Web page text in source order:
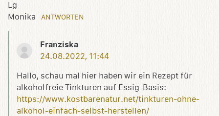
Lg
Monika
ANTWORTEN
Franziska
24.08.2022, 11:44
Hallo, schau mal hier haben wir ein Rezept für
alkoholfreie Tinkturen auf Essig-Basis:
https://www.kostbarenatur.net/tinkturen-ohne-
alkohol-einfach-selbst-herstellen/